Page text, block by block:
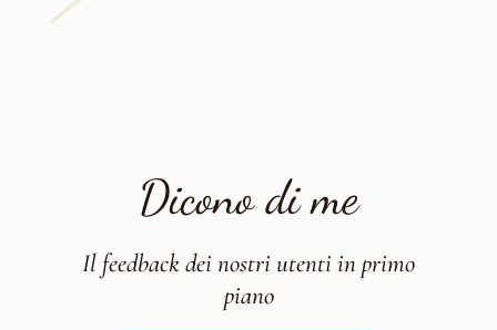
Dicono di me
Il feedback dei nostri utenti in primo
piano